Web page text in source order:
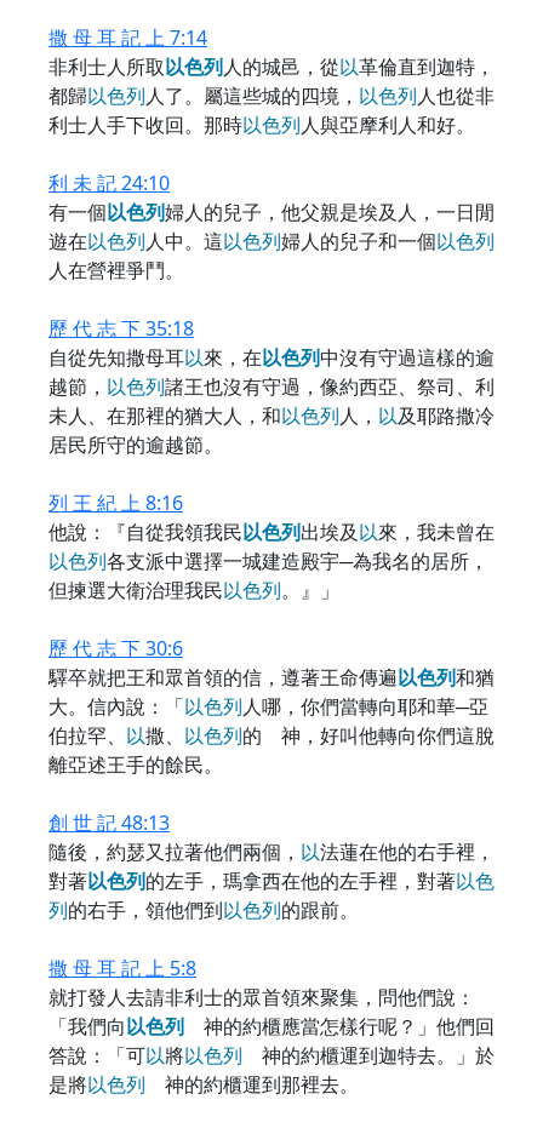
撒 母 耳 記 上 7:14
非利士人所取以色列人的城邑，從以革倫直到迦特，
都歸以色列人了。屬這些城的四境， 以色列人也從非
利士人手下收回。那時以色列人與亞摩利人和好。
利 未 記 24:10
有一個以色列婦人的兒子，他父親是埃及人，一日閒
遊在以色列人中。這以色列婦人的兒子和一個以色列
人在營裡爭鬥。
歷 代 志 下 35:18
自從先知撒母耳以來，在以色列中沒有守過這樣的逾
越節， 以色列諸王也沒有守過，像約西亞、祭司、利
未人、在那裡的猶大人，和以色列人， 以及耶路撒冷
居民所守的逾越節。
列 王 紀 上 8:16
他說：『自從我領我民以色列出埃及以來，我未曾在
以色列各支派中選擇一城建造殿宇─為我名的居所，
但揀選大衛治理我民以色列。』」
歷 代 志 下 30:6
驛卒就把王和眾首領的信，遵著王命傳遍以色列和猶
大。信內說：「以色列人哪，你們當轉向耶和華─亞
伯拉罕、 以撒、 以色列的 神，好叫他轉向你們這脫
離亞述王手的餘民。
創 世 記 48:13
隨後，約瑟又拉著他們兩個， 以法蓮在他的右手裡，
對著以色列的左手，瑪拿西在他的左手裡，對著以色
列的右手，領他們到以色列的跟前。
撒 母 耳 記 上 5:8
就打發人去請非利士的眾首領來聚集，問他們說：
「我們向以色列 神的約櫃應當怎樣行呢？」他們回
答說：「可以將以色列 神的約櫃運到迦特去。」於
是將以色列 神的約櫃運到那裡去。